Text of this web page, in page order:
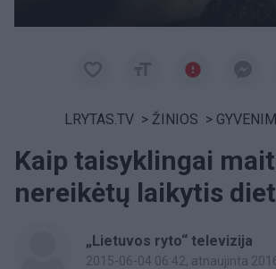
LRYTAS.TV > ŽINIOS >
Kaip taisyklingai
nereikėtų laikytis
„Lietuvos ryto“ televizija
2015-06-04 06:42, atnaujinta